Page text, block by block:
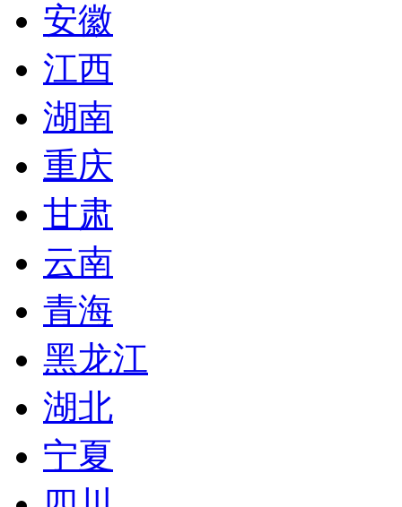
安徽
江西
湖南
重庆
甘肃
云南
青海
黑龙江
湖北
宁夏